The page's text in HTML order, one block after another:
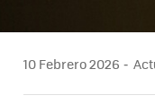
10 Febrero 2026